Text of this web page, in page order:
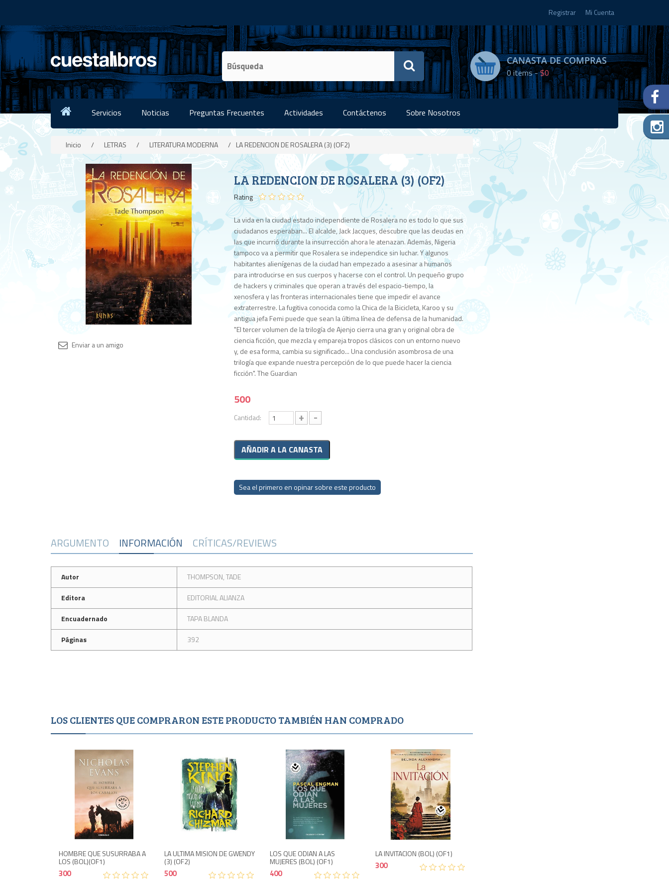
Registrar Mi Cuenta
CANASTA DE COMPRAS
0items -$0
Servicios Noticias Preguntas Frecuentes Actividades Contáctenos Sobre Nosotros
Inicio / LETRAS / LITERATURA MODERNA / LA REDENCION DE ROSALERA (3) (OF2)
LA REDENCION DE ROSALERA (3) (OF2)
Rating
La vida en la ciudad estado independiente de Rosalera no es todo lo que sus
ciudadanos esperaban... El alcalde, Jack Jacques, descubre que las deudas en
las que incurrió durante la insurrección ahora le atenazan. Además, Nigeria
tampoco va a permitir que Rosalera se independice sin luchar. Y algunos
habitantes alienígenas de la ciudad han empezado a asesinar a humanos
para introducirse en sus cuerpos y hacerse con el control. Un pequeño grupo
de hackers y criminales que operan a través del espacio-tiempo, la
xenosfera y las fronteras internacionales tiene que impedir el avance
extraterrestre. La fugitiva conocida como la Chica de la Bicicleta, Karoo y su
antigua jefa Femi puede que sean la última línea de defensa de la humanidad.
"El tercer volumen de la trilogía de Ajenjo cierra una gran y original obra de
ciencia ficción, que mezcla y empareja tropos clásicos con un entorno nuevo
y, de esa forma, cambia su significado... Una conclusión asombrosa de una
trilogía que expande nuestra percepción de lo que puede hacer la ciencia
ficción". The Guardian
Disponibilidad:
stock
500
Cantidad: + -
Sea el primero en opinar sobre este producto
ARGUMENTO INFORMACIÓN CRÍTICAS/REVIEWS
Autor
THOMPSON, TADE
Editora
EDITORIAL ALIANZA
Encuadernado
TAPA BLANDA
Páginas
392
LOS CLIENTES QUE COMPRARON ESTE PRODUCTO TAMBIÉN HAN COMPRADO
HOMBRE QUE SUSURRABA A
LOS (BOL)(OF1)
300
Agotado
LA ULTIMA MISION DE GWENDY
(3) (OF2)
500
Agotado
400
LOS QUE ODIAN A LAS
MUJERES (BOL) (OF1)
400
Agotado
LA INVITACION (BOL) (OF1)
300
Agotado